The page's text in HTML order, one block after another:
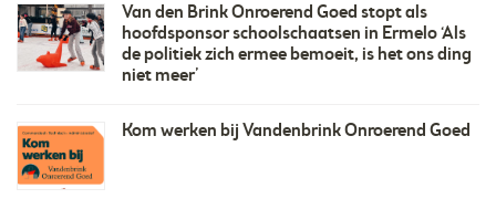
Van den Brink Onroerend Goed stopt als
hoofdsponsor schoolschaatsen in Ermelo ‘Als
de politiek zich ermee bemoeit, is het ons ding
niet meer’
Kom werken bij Vandenbrink Onroerend Goed